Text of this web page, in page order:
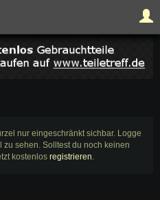
nur eingeschränkt sichbar. Logge
sehen. Solltest du noch keinen
kostenlos registrieren.